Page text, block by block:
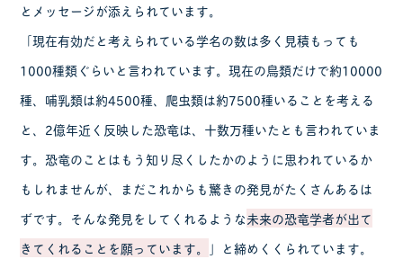
とメッセージが添えられています。
「現在有効だと考えられている学名の数は多く見積もっても
1000種類ぐらいと言われています。現在の鳥類だけで約10000
種、哺乳類は約4500種、爬虫類は約7500種いることを考える
と、2億年近く反映した恐竜は、十数万種いたとも言われていま
す。恐竜のことはもう知り尽くしたかのように思われているか
もしれませんが、まだこれからも驚きの発見がたくさんあるは
ずです。そんな発見をしてくれるような未来の恐竜学者が出て
きてくれることを願っています。 」と締めくくられています。